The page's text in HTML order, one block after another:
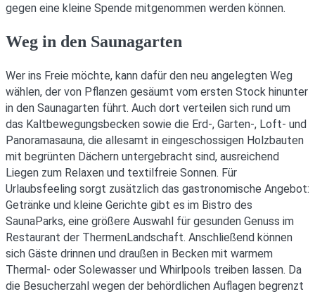
gegen eine kleine Spende mitgenommen werden können.
Weg in den Saunagarten
Wer ins Freie möchte, kann dafür den neu angelegten Weg
wählen, der von Pflanzen gesäumt vom ersten Stock hinunter
in den Saunagarten führt. Auch dort verteilen sich rund um
das Kaltbewegungsbecken sowie die Erd-, Garten-, Loft- und
Panoramasauna, die allesamt in eingeschossigen Holzbauten
mit begrünten Dächern untergebracht sind, ausreichend
Liegen zum Relaxen und textilfreie Sonnen. Für
Urlaubsfeeling sorgt zusätzlich das gastronomische Angebot:
Getränke und kleine Gerichte gibt es im Bistro des
SaunaParks, eine größere Auswahl für gesunden Genuss im
Restaurant der ThermenLandschaft. Anschließend können
sich Gäste drinnen und draußen in Becken mit warmem
Thermal- oder Solewasser und Whirlpools treiben lassen. Da
die Besucherzahl wegen der behördlichen Auflagen begrenzt